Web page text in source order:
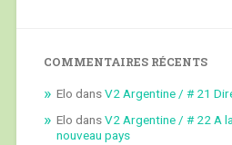
COMMENTAIRES RÉCENTS
Elo dansV2 Argentine / # 21
Elo dansV2 Argentine / # 22 A
nouveau pays